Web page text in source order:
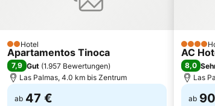
2 Sterne
Hotel
Apartamentos Tinoca
7,9 Gut (1.957 Bewertungen)
Las Palmas, 4.0 km bis Zentrum
ab 47 €
4 Sterne
AC
8,0
Las
ab